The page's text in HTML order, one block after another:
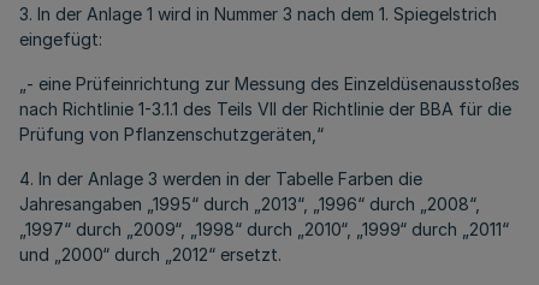
3. In der Anlage 1 wird in Nummer 3 nach dem 1. Spiegelstrich
eingefügt:
„- eine Prüfeinrichtung zur Messung des Einzeldüsenausstoßes
nach Richtlinie 1-3.1.1 des Teils VII der Richtlinie der BBA für die
Prüfung von Pflanzenschutzgeräten,“
4. In der Anlage 3 werden in der Tabelle Farben die
Jahresangaben „1995“ durch „2013“, „1996“ durch „2008“,
„1997“ durch „2009“, „1998“ durch „2010“, „1999“ durch „2011“
und „2000“ durch „2012“ ersetzt.